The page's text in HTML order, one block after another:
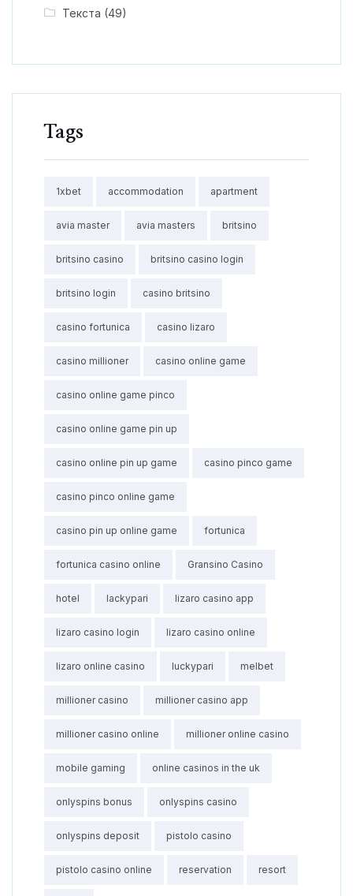
Текста (49)
Tags
1xbet accommodation apartment
avia master avia masters britsino
britsino casino britsino casino login
britsino login casino britsino
casino fortunica casino lizaro
casino millioner casino online game
casino online game pinco
casino online game pin up
casino online pin up game casino pinco game
casino pinco online game
casino pin up online game fortunica
fortunica casino online Gransino Casino
hotel lackypari lizaro casino app
lizaro casino login lizaro casino online
lizaro online casino luckypari melbet
millioner casino millioner casino app
millioner casino online millioner online casino
mobile gaming online casinos in the uk
onlyspins bonus onlyspins casino
onlyspins deposit pistolo casino
pistolo casino online reservation resort